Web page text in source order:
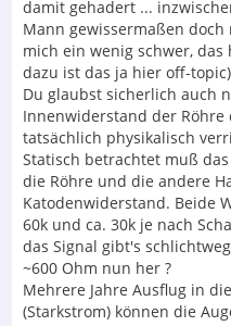
damit gehadert ...
Mann gewissermaßen
mich ein wenig schwer,
dazu ist das ja hier off-
Du glaubst sicherlich auch
Innenwiderstand der
tatsächlich physikalisch
Statisch betrachtet muß
die Röhre und die andere
Katodenwiderstand. Beide
60k und ca. 30k je nach
das Signal gibt's
~600 Ohm nun her ?
Mehrere Jahre Ausflug in
(Starkstrom) können die